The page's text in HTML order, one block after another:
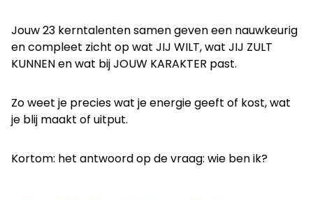
Jouw 23 kerntalenten samen geven een nauwkeurig
en compleet zicht op wat JIJ WILT, wat JIJ ZULT
KUNNEN en wat bij JOUW KARAKTER past.
Zo weet je precies wat je energie geeft of kost, wat
je blij maakt of uitput.
Kortom: het antwoord op de vraag: wie ben ik?